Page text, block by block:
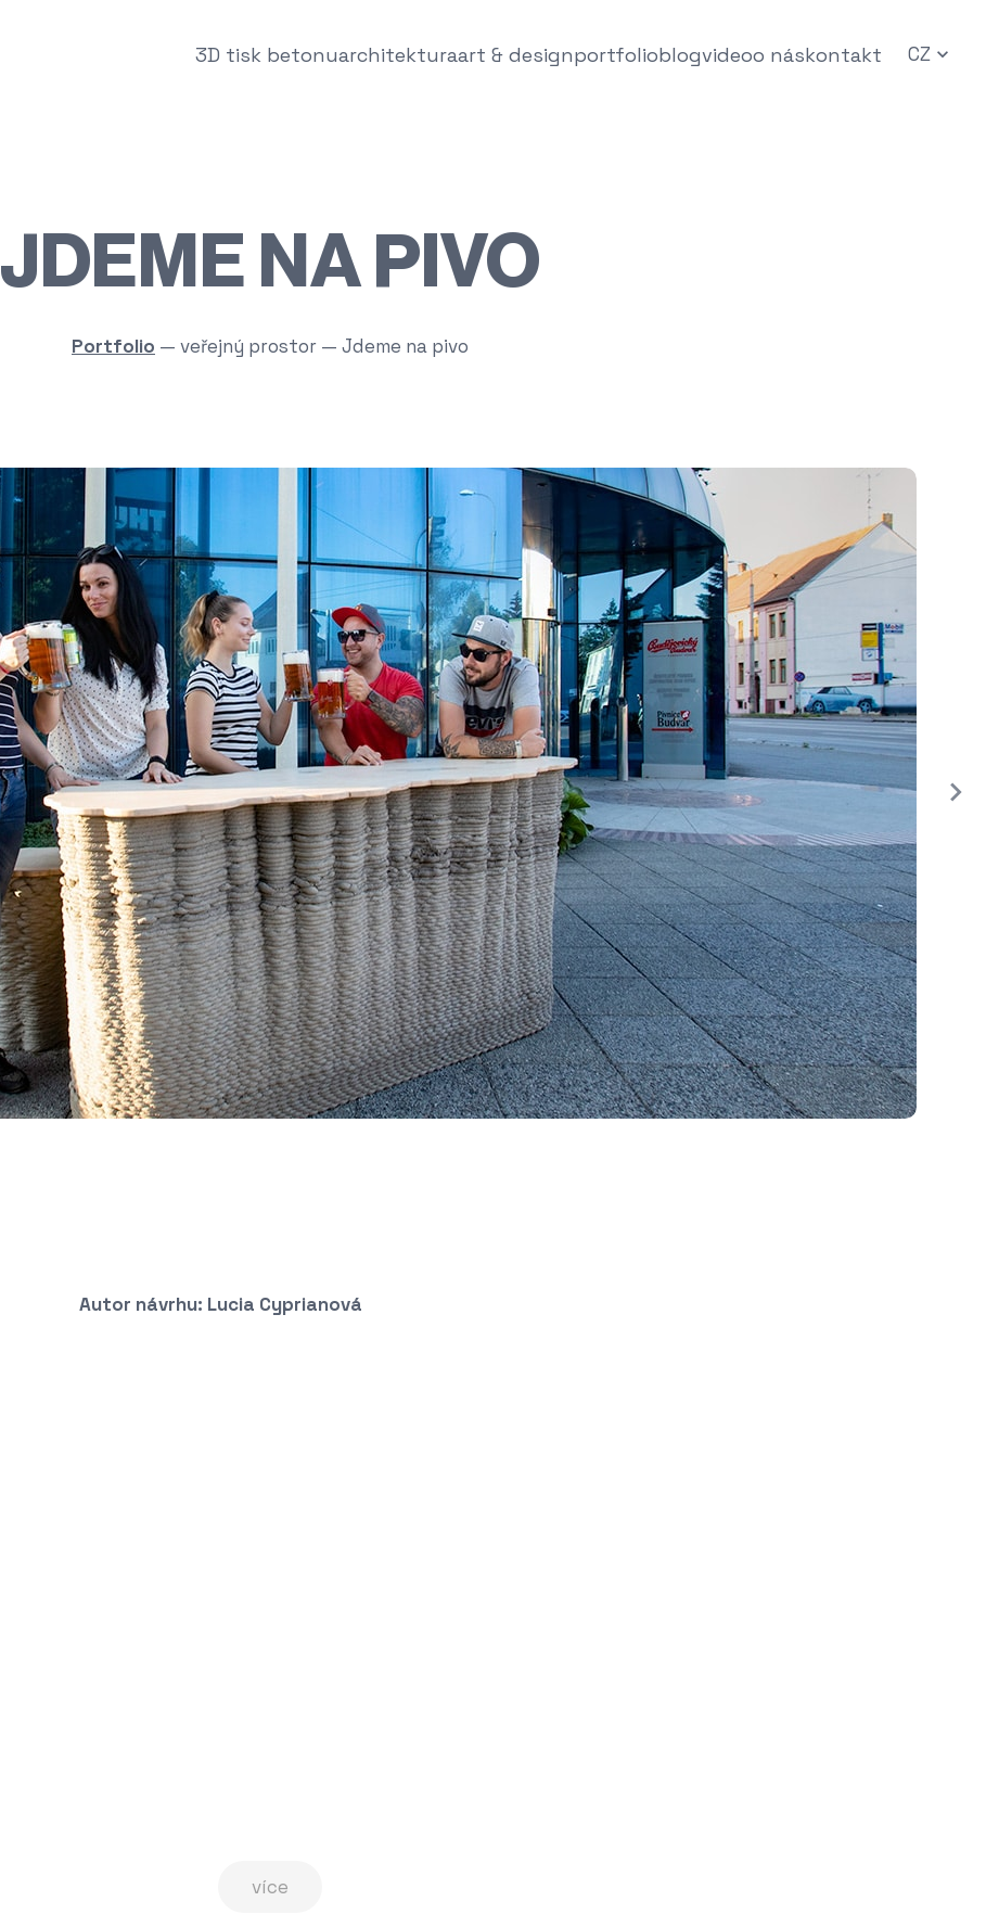
3D tisk betonuarchitekturaart & designportfolioblogvideoo náskontakt CZ
JDEME NA PIVO
Portfolio — veřejný prostor — Jdeme na pivo
Autor návrhu: Lucia Cyprianová
více